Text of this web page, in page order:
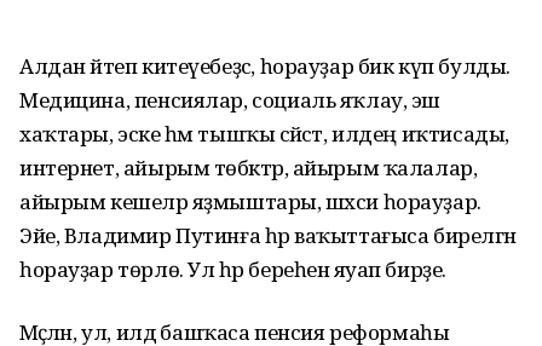
Алдан әйтеп китеүебеҙсә, һорауҙар бик күп булды.
Медицина, пенсиялар, социаль яҡлау, эш
хаҡтары, эске һәм тышҡы сәйәсәт, илдең иҡтисады,
интернет, айырым төбәктәр, айырым ҡалалар,
айырым кешеләр яҙмыштары, шәхси һорауҙар.
Эйе, Владимир Путинға һәр ваҡыттағыса бирелгән
һорауҙар төрлө. Ул һәр береһенә яуап бирҙе.
Мәҫәлән, ул, илдә башҡаса пенсия реформаһы